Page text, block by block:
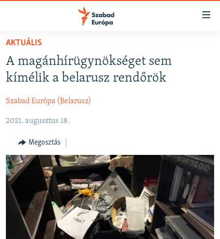
Akadálymentes
Ugrás
fő
oldalra
Ugrás
NAPIRENDEN
AKTUÁLIS
VIDEÓK
ELEMZŐ
NER15
SZABADON
TÁRSADALOM
DEMOKRÁCIA
A PÉNZ NYOMÁBAN
EURÓPAI UNIÓ
AKTUÁLIS
A magánhírügynökséget sem
kímélik a belarusz rendőrök
Szabad Európa (Belarusz)
2021. augusztus 18.
Megosztás